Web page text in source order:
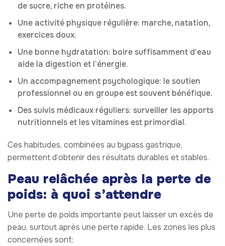
de sucre, riche en protéines.
Une activité physique régulière: marche, natation,
exercices doux.
Une bonne hydratation: boire suffisamment d’eau
aide la digestion et l’énergie.
Un accompagnement psychologique: le soutien
professionnel ou en groupe est souvent bénéfique.
Des suivis médicaux réguliers: surveiller les apports
nutritionnels et les vitamines est primordial.
Ces habitudes, combinées au bypass gastrique,
permettent d’obtenir des résultats durables et stables.
Peau relâchée après la perte de
poids: à quoi s’attendre
Une perte de poids importante peut laisser un excès de
peau, surtout après une perte rapide. Les zones les plus
concernées sont: